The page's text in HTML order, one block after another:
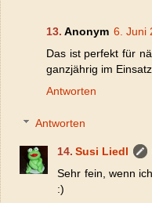
Anonym 6. Juni
Das ist perfekt für
ganzjährig im
Antworten
Antworten
Susi Liedl
Sehr fein, wenn
:)